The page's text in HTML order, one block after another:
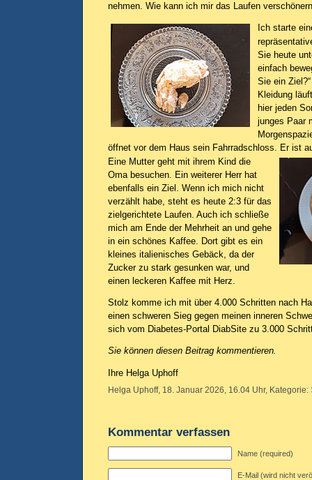
nehmen. Wie kann ich mir das Laufen
Ich starte
Sie heute
einfach
Sie ein
Kleidung
hier jeden
junges Paar
öffnet vor dem Haus sein Fahrradschloss. Er ist
Eine Mutter geht mit ihrem Kind die
Oma besuchen. Ein weiterer Herr hat
ebenfalls ein Ziel. Wenn ich mich nicht
verzählt habe, steht es heute 2:3 für das
zielgerichtete Laufen. Auch ich schließe
mich am Ende der Mehrheit an und gehe
in ein schönes Kaffee. Dort gibt es ein
kleines italienisches Gebäck, da der
Zucker zu stark gesunken war, und
einen leckeren Kaffee mit Herz.
Stolz komme ich mit über 4.000 Schritten nach
einen schweren Sieg gegen meinen inneren
sich vom Diabetes-Portal DiabSite zu 3.000
Sie können diesen Beitrag kommentieren.
Ihre Helga Uphoff
Helga Uphoff, 18. Januar 2026, 16.04 Uhr, Kategorie:
Kommentar verfassen
Name (required)
E-Mail (wird nicht